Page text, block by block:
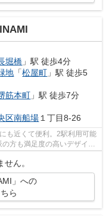
堀橋 」駅 徒歩4分
地 「松屋町 」駅 徒歩5
筋本町 」駅 徒歩7分
区南船場 １丁目8-26
も近くて便利。2駅利用可能
方も満足度の高いデザイナ
ん。
」への
ら